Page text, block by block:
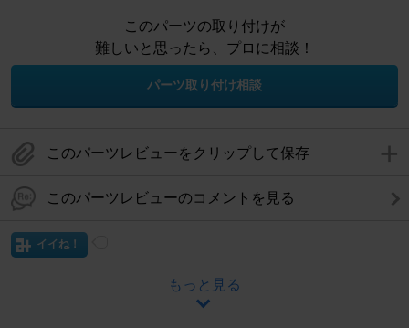
このパーツの取り付けが
難しいと思ったら、プロに相談！
パーツ取り付け相談
このパーツレビューをクリップして保存
このパーツレビューのコメントを見る
イイね！
もっと見る